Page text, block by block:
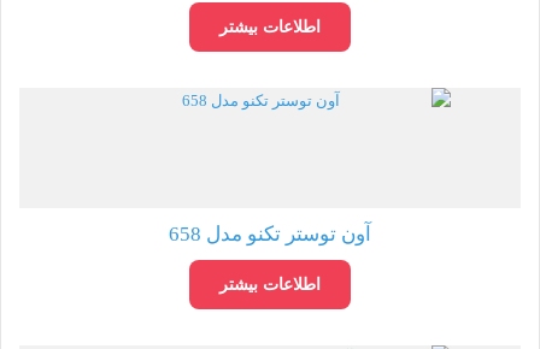
اطلاعات بیشتر
آون توستر تکنو مدل 658
اطلاعات بیشتر